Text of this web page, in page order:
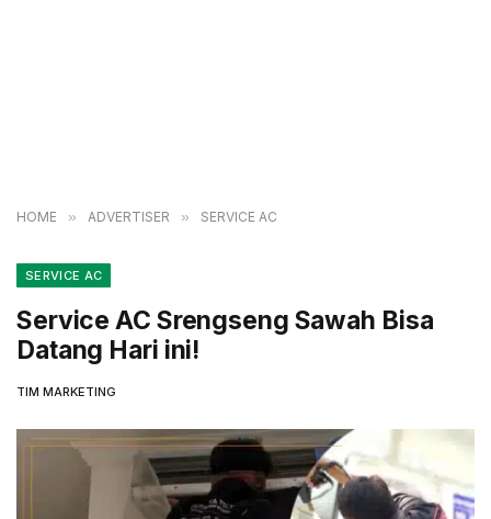
HOME » ADVERTISER » SERVICE AC
SERVICE AC
Service AC Srengseng Sawah Bisa
Datang Hari ini!
TIM MARKETING